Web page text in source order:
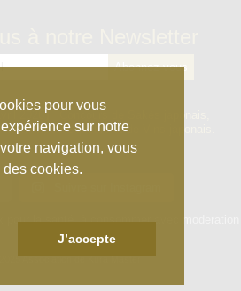
pour vous
sur notre
navigation, vous
des cookies.
J’accepte
2026】
de Liqueurs et de Vins japonais.
pour la santé, à consommer avec moderation
Association de Kura Master